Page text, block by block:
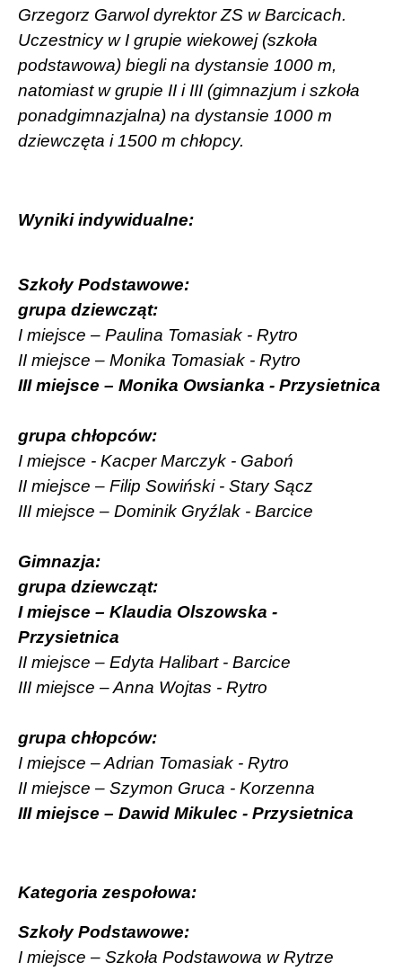
Grzegorz Garwol dyrektor ZS w Barcicach.
Uczestnicy w I grupie wiekowej (szkoła
podstawowa) biegli na dystansie 1000 m,
natomiast w grupie II i III (gimnazjum i szkoła
ponadgimnazjalna) na dystansie 1000 m
dziewczęta i 1500 m chłopcy.
Wyniki indywidualne:
Szkoły Podstawowe:
grupa dziewcząt:
I miejsce – Paulina Tomasiak - Rytro
II miejsce – Monika Tomasiak - Rytro
III miejsce – Monika Owsianka - Przysietnica
grupa chłopców:
I miejsce - Kacper Marczyk - Gaboń
II miejsce – Filip Sowiński - Stary Sącz
III miejsce – Dominik Gryźlak - Barcice
Gimnazja:
grupa dziewcząt:
I miejsce – Klaudia Olszowska -
Przysietnica
II miejsce – Edyta Halibart - Barcice
III miejsce – Anna Wojtas - Rytro
grupa chłopców:
I miejsce – Adrian Tomasiak - Rytro
II miejsce – Szymon Gruca - Korzenna
III miejsce – Dawid Mikulec - Przysietnica
Kategoria zespołowa:
Szkoły Podstawowe:
I miejsce – Szkoła Podstawowa w Rytrze